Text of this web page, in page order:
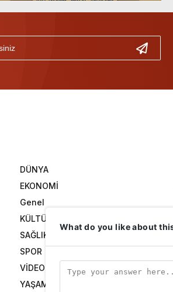
DÜNYA
EKONOMİ
Genel
KÜLTÜR SANAT
SAĞLIK
SPOR
VİDEO GALERİ
YAŞAM
What do you like about